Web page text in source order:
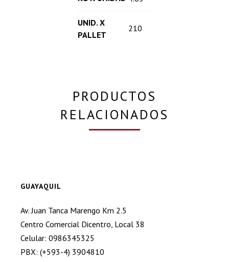
UNID. X
PALLET
210
PRODUCTOS
RELACIONADOS
GUAYAQUIL
Av. Juan Tanca Marengo Km 2.5
Centro Comercial Dicentro, Local 38
Celular: 0986345325
PBX: (+593-4) 3904810